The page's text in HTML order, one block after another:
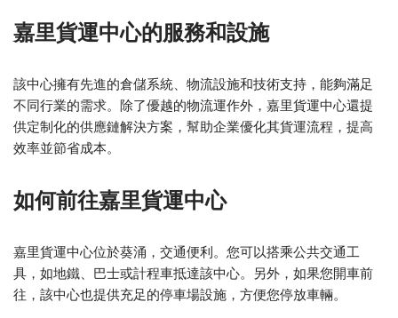
嘉里貨運中心的服務和設施
該中心擁有先進的倉儲系統、物流設施和技術支持，能夠滿足
不同行業的需求。除了優越的物流運作外，嘉里貨運中心還提
供定制化的供應鏈解決方案，幫助企業優化其貨運流程，提高
效率並節省成本。
如何前往嘉里貨運中心
嘉里貨運中心位於葵涌，交通便利。您可以搭乘公共交通工
具，如地鐵、巴士或計程車抵達該中心。另外，如果您開車前
往，該中心也提供充足的停車場設施，方便您停放車輛。